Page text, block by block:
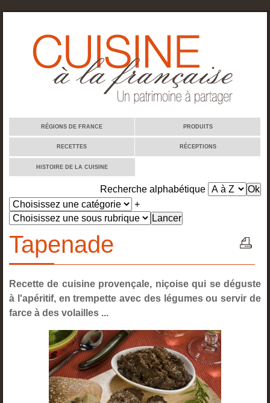
RÉGIONS DE FRANCE PRODUITS
RECETTES RÉCEPTIONS
HISTOIRE DE LA CUISINE
Recherche alphabétique
+
Tapenade
Recette de cuisine provençale, niçoise qui se déguste
à l'apéritif, en trempette avec des légumes ou servir de
farce à des volailles ...